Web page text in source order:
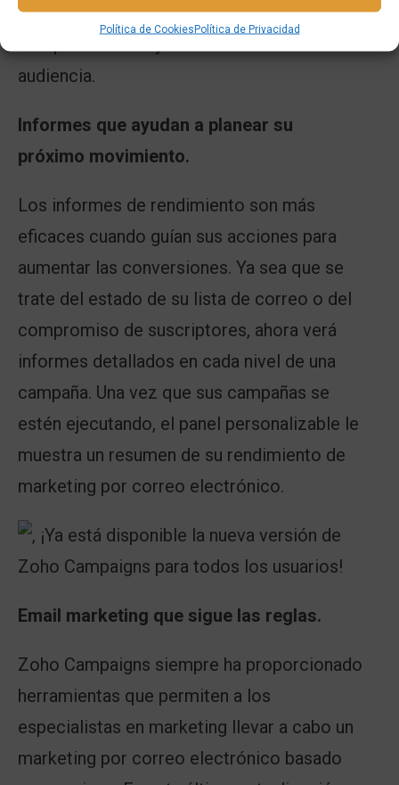
Política de CookiesPolítica de Privacidad
permiten enviar seguimientos basados ​​en el
audiencia.
Informes que ayudan a planear su
próximo movimiento.
Los informes de rendimiento son más
eficaces cuando guían sus acciones para
aumentar las conversiones. Ya sea que se
trate del estado de su lista de correo o del
compromiso de suscriptores, ahora verá
informes detallados en cada nivel de una
campaña. Una vez que sus campañas se
estén ejecutando, el panel personalizable le
muestra un resumen de su rendimiento de
marketing por correo electrónico.
Email marketing que sigue las reglas.
Zoho Campaigns siempre ha proporcionado
herramientas que permiten a los
especialistas en marketing llevar a cabo un
marketing por correo electrónico basado